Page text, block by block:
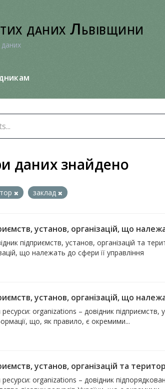
даних Львівщини
даних знайдено
заклад
установ, організацій, що
підприємств, установ, організацій та
що належать до сфери її управління
установ, організацій, що
ресурси: organizations – довідник
що, як правило, є окремими...
установ, організацій та
organizations – довідник